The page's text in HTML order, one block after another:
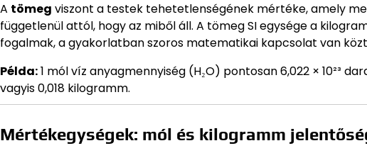
A tömeg viszont a testek tehetetlenségének mértéke, amely
függetlenül attól, hogy az miből áll. A tömeg SI egysége a
fogalmak, a gyakorlatban szoros matematikai kapcsolat van
Példa:1 mól víz anyagmennyiség (H₂O) pontosan 6,022 × 10²³
vagyis 0,018 kilogramm.
Mértékegységek: mól és kilogramm